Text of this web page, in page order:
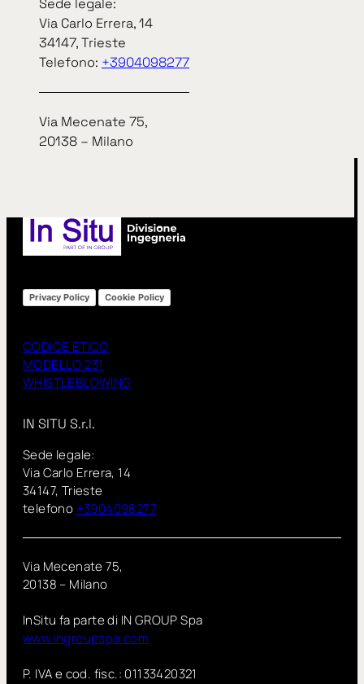
Sede legale:
Via Carlo Errera, 14
34147, Trieste
Telefono: +3904098277
Via Mecenate 75,
20138 – Milano
« Precedente
Privacy Policy Cookie Policy
CODICE ETICO
MODELLO 231
WHISTLEBLOWING
IN SITU S.r.l.
Sede legale:
Via Carlo Errera, 14
34147, Trieste
telefono +3904098277
Via Mecenate 75,
20138 – Milano
InSitu fa parte di IN GROUP Spa
www.ingroupspa.com
P. IVA e cod. fisc.: 01133420321